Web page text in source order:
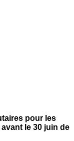
pour les
le 30 juin de